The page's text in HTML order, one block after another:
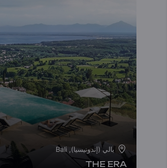
بالي (إندونيسيا), Bali
THE ERA